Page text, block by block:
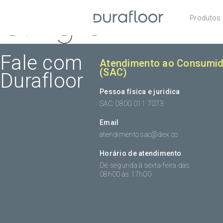
Produtos
Single
Fale com
Durafloor
Atendimento ao
(SAC)
Pessoa física e juridica
SAC: 0800 011 7073
Email
atendimento.sac@dex.co
Horário de atendimento
De segunda à sexta-feira das
08h00 às 17h00